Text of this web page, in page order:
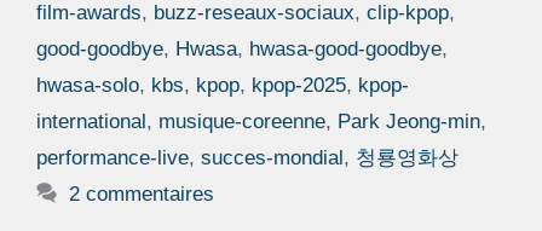
film-awards, buzz-reseaux-sociaux, clip-kpop,
good-goodbye, Hwasa, hwasa-good-goodbye,
hwasa-solo, kbs, kpop, kpop-2025, kpop-
international , musique-coreenne, Park Jeong-min,
performance-live, succes-mondial , 청룡영화상
2 commentaires